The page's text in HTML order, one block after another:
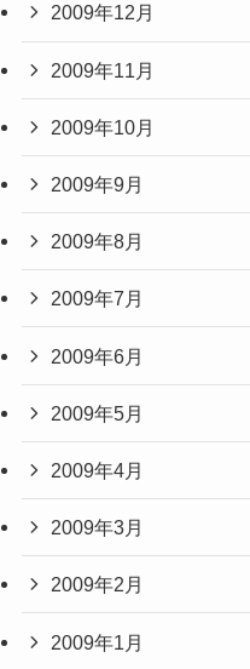
2009年12月
2009年11月
2009年10月
2009年9月
2009年8月
2009年7月
2009年6月
2009年5月
2009年4月
2009年3月
2009年2月
2009年1月